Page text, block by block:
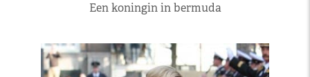
Een koningin in bermuda